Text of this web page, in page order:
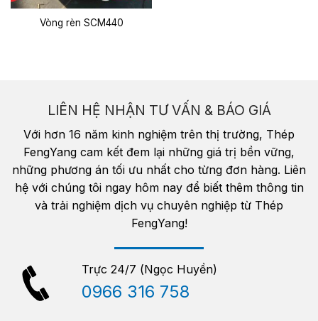
Vòng rèn SCM440
LIÊN HỆ NHẬN TƯ VẤN & BÁO GIÁ
Với hơn 16 năm kinh nghiệm trên thị trường, Thép
FengYang cam kết đem lại những giá trị bền vững,
những phương án tối ưu nhất cho từng đơn hàng. Liên
hệ với chúng tôi ngay hôm nay để biết thêm thông tin
và trải nghiệm dịch vụ chuyên nghiệp từ Thép
FengYang!
Trực 24/7 (Ngọc Huyền)
0966 316 758